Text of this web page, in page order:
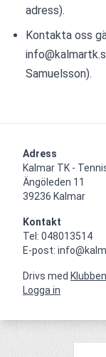
adress).
Kontakta oss
Samuelsson).
Adress
Kalmar TK -
Ängöleden 11
39236 Kalmar
Kontakt
Tel: 048013514
E-post:
Drivs med
Logga in